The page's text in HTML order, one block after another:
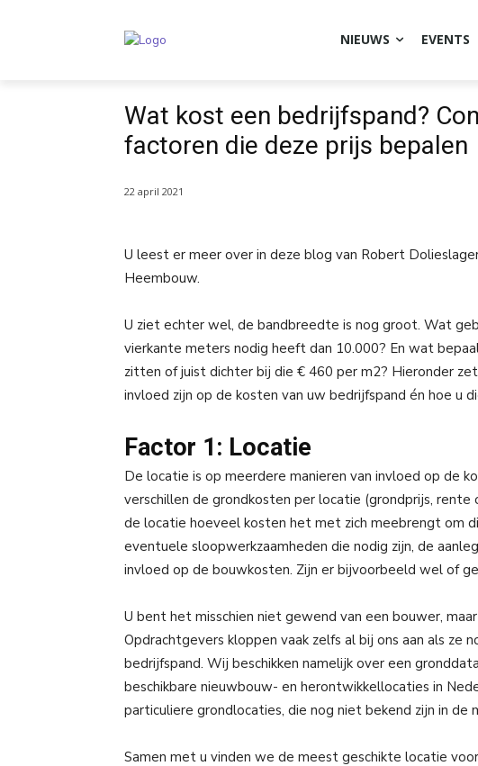
NIEUWS EVENTS
Wat kost een bedrijfspand?
factoren die deze prijs bepalen
22 april 2021
U leest er meer over in deze blog van Robert
Heembouw.
U ziet echter wel, de bandbreedte is nog groot. Wat
vierkante meters nodig heeft dan 10.000? En wat
zitten of juist dichter bij die € 460 per m2? Hieronder
invloed zijn op de kosten van uw bedrijfspand én hoe u
Factor 1: Locatie
De locatie is op meerdere manieren van invloed op de
verschillen de grondkosten per locatie (grondprijs, rente
de locatie hoeveel kosten het met zich meebrengt om
eventuele sloopwerkzaamheden die nodig zijn, de
invloed op de bouwkosten. Zijn er bijvoorbeeld wel of
U bent het misschien niet gewend van een bouwer,
Opdrachtgevers kloppen vaak zelfs al bij ons aan als ze
bedrijfspand. Wij beschikken namelijk over een
beschikbare nieuwbouw- en herontwikkellocaties in
particuliere grondlocaties, die nog niet bekend zijn in de
Samen met u vinden we de meest geschikte locatie